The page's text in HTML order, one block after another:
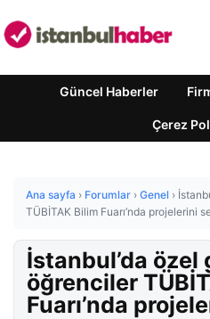
Güncel Haberler
Çerez
Ana sayfa › Forumlar › Genel ›
TÜBİTAK Bilim Fuarı’nda projelerini
İstanbul’da
öğrenciler
Fuarı’nda